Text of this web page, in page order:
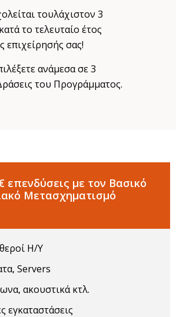
τουλάχιστον 3
το τελευταίο έτος
επιχείρησής σας!
ανάμεσα σε 3
του Προγράμματος.
επενδύσεις με τον Βασικό
Μετασχηματισμό
Η/Υ
Servers
ακουστικά κτλ.
εγκαταστάσεις